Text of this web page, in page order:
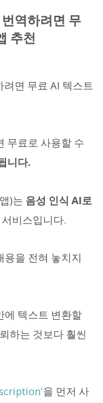
역하려면 무
추천
무료로 사용할 수
니다.
)는 음성 인식 AI로
비스입니다.
용을 전혀 놓치지
에 텍스트 변환할
하는 것보다 훨씬
을 먼저 사